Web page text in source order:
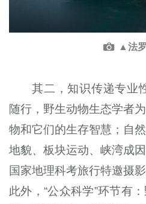
▲法
其二，知识传递专业
随行，野生动物生态学者
物和它们的生存智慧；自
地貌、板块运动、峡湾成
国家地理科考旅行特邀摄
此外，“公众科学”环节有